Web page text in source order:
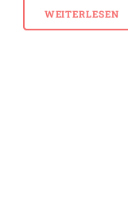
WEITERLESEN